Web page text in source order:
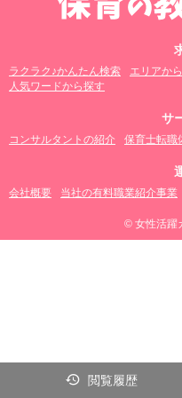
ラクラク♪かんたん検索 エリアか
人気ワードから探す
サ
コンサルタントの紹介 保育士転職
会社概要 当社の有料職業紹介事業
© 女性活躍
閲覧履歴